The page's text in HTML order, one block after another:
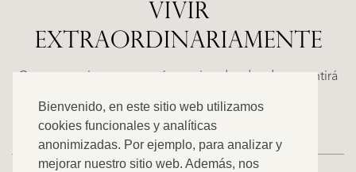
Bienvenido, en este sitio web utilizamos
cookies funcionales y analíticas
anonimizadas. Por ejemplo, para analizar y
mejorar nuestro sitio web. Además, nos
VIVIR
EXTRAORDINARIAMENTE
Casas espaciosas con carácter, situadas donde se sentirá
como en casa. Descubra nuestra oferta exclusiva.
NUEVO
ESTEPONA
NACARE
2.500.000